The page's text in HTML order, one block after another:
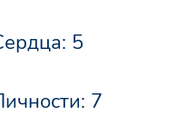
5
7